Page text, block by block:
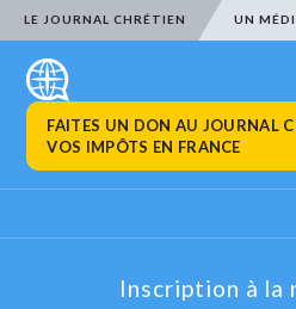
LE JOURNAL CHRÉTIEN UN
FAITES UN DON AU JOURNAL
VOS IMPÔTS EN FRANCE
Inscription à